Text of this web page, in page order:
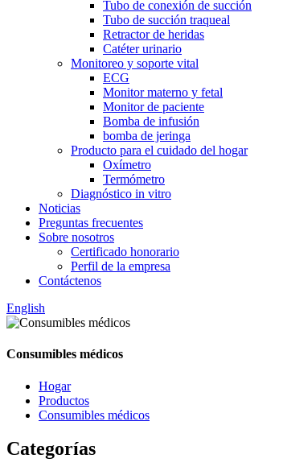
Tubo de conexión de succión
Tubo de succión traqueal
Retractor de heridas
Catéter urinario
Monitoreo y soporte vital
ECG
Monitor materno y fetal
Monitor de paciente
Bomba de infusión
bomba de jeringa
Producto para el cuidado del hogar
Oxímetro
Termómetro
Diagnóstico in vitro
Noticias
Preguntas frecuentes
Sobre nosotros
Certificado honorario
Perfil de la empresa
Contáctenos
English
Consumibles médicos
Hogar
Productos
Consumibles médicos
Categorías